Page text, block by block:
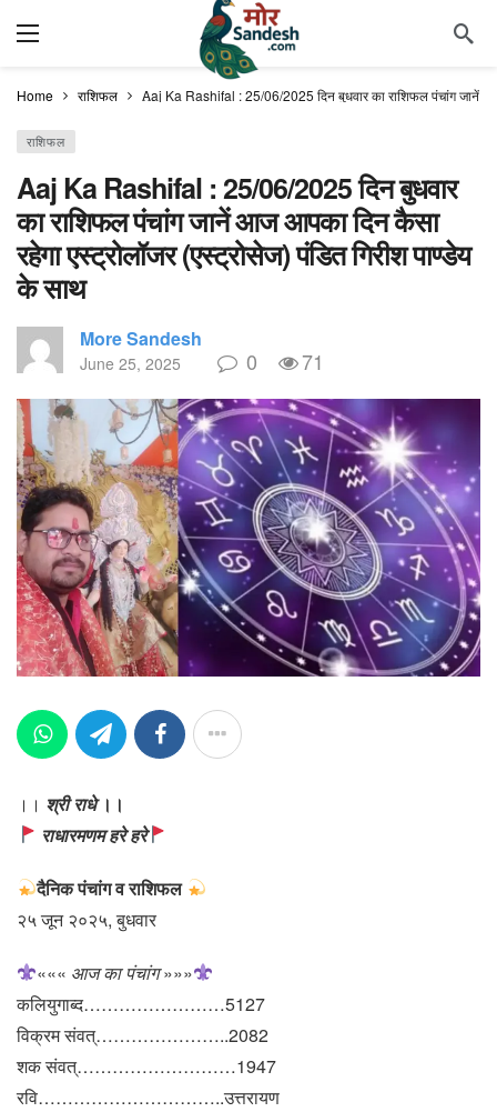
Home राशिफल Aaj Ka Rashifal : 25/06/2025 दिन बुधवार का राशिफल पंचांग जानें
राशिफल
Aaj Ka Rashifal : 25/06/2025 दिन बुधवार
का राशिफल पंचांग जानें आज आपका दिन कैसा
रहेगा एस्ट्रोलॉजर (एस्ट्रोसेज) पंडित गिरीश पाण्डेय
के साथ
More Sandesh
June 25, 2025 0 71
।। श्री राधे।।
राधारमणम हरे हरे
दैनिक पंचांग व राशिफल
२५ जून २०२५, बुधवार
««« आज का पंचांग»»»
कलियुगाब्द……………………5127
विक्रम संवत्…………………..2082
शक संवत्………………………1947
रवि…………………………..उत्तरायण